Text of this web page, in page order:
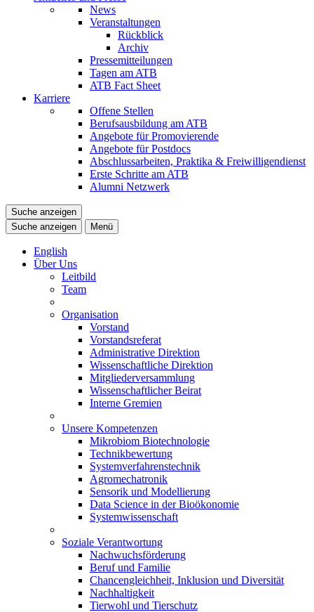
News
Veranstaltungen
Rückblick
Archiv
Pressemitteilungen
Tagen am ATB
ATB Fact Sheet
Karriere
Offene Stellen
Berufsausbildung am ATB
Angebote für Promovierende
Angebote für Postdocs
Abschlussarbeiten, Praktika & Freiwilligendienst
Erste Schritte am ATB
Alumni Netzwerk
Suche anzeigen
Suche anzeigen
Menü
English
Über Uns
Leitbild
Team
Organisation
Vorstand
Vorstandsreferat
Administrative Direktion
Wissenschaftliche Direktion
Mitgliederversammlung
Wissenschaftlicher Beirat
Interne Gremien
Unsere Kompetenzen
Mikrobiom Biotechnologie
Technikbewertung
Systemverfahrenstechnik
Agromechatronik
Sensorik und Modellierung
Data Science in der Bioökonomie
Systemwissenschaft
Soziale Verantwortung
Nachwuchsförderung
Beruf und Familie
Chancengleichheit, Inklusion und Diversität
Nachhaltigkeit
Tierwohl und Tierschutz